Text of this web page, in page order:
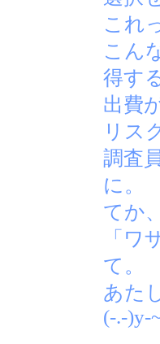
これ
こん
得す
出費
リス
調査
に。
てか
「ワ
て。
あた
(-.-)y-